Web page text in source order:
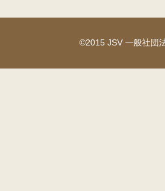
©2015 JSV 一般社団